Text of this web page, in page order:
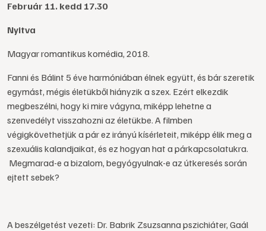
Február 11. kedd 17.30
Nyitva
Magyar romantikus komédia, 2018.
Fanni és Bálint 5 éve harmóniában élnek együtt, és bár szeretik
egymást, mégis életükből hiányzik a szex. Ezért elkezdik
megbeszélni, hogy ki mire vágyna, miképp lehetne a
szenvedélyt visszahozni az életükbe. A filmben
végigkövethetjük a pár ez irányú kísérleteit, miképp élik meg a
szexuális kalandjaikat, és ez hogyan hat a párkapcsolatukra.
Megmarad-e a bizalom, begyógyulnak-e az útkeresés során
ejtett sebek?
A beszélgetést vezeti: Dr. Babrik Zsuzsanna pszichiáter, Gaál